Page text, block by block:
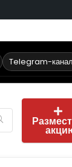
Telegram-канал